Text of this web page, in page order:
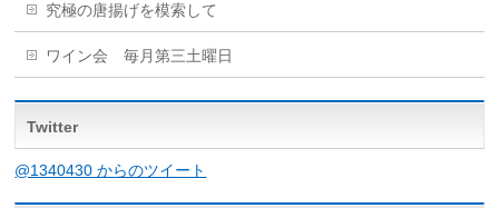
究極の唐揚げを模索して
ワイン会 毎月第三土曜日
Twitter
@1340430 からのツイート